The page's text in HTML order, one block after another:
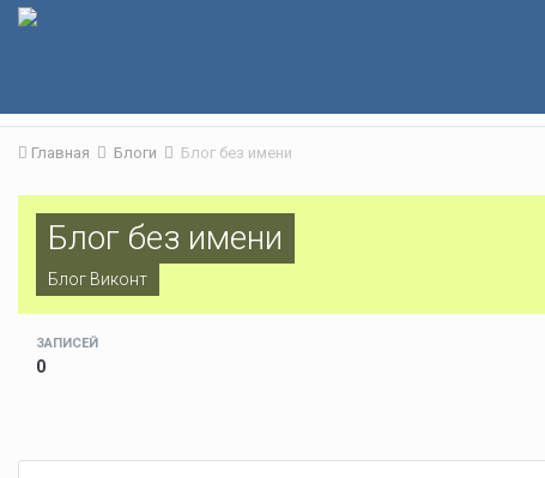
Главная Блоги Блог без имени
Блог без имени
Блог Виконт
ЗАПИСЕЙ
0